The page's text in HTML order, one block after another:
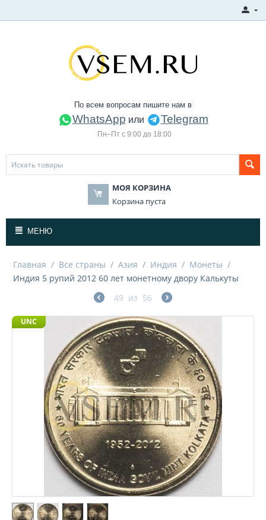
По всем вопросам пишите нам в
WhatsApp или Telegram
Пн–Пт с 9:00 до 18:00
МОЯ КОРЗИНА
Корзина пуста
МЕНЮ
Главная / Все страны / Азия / Индия / Монеты /
Индия 5 рупий 2012 60 лет монетному двору Калькуты
49 из 56
UNC